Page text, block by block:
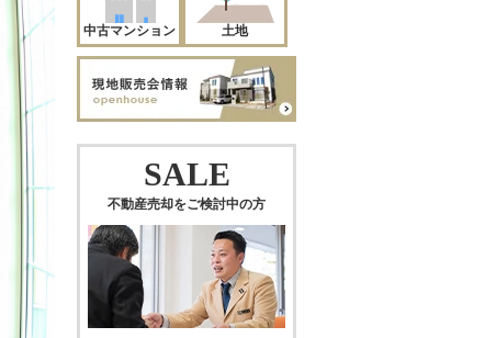
中古マンション 土地
SALE
不動産売却をご検討中の方